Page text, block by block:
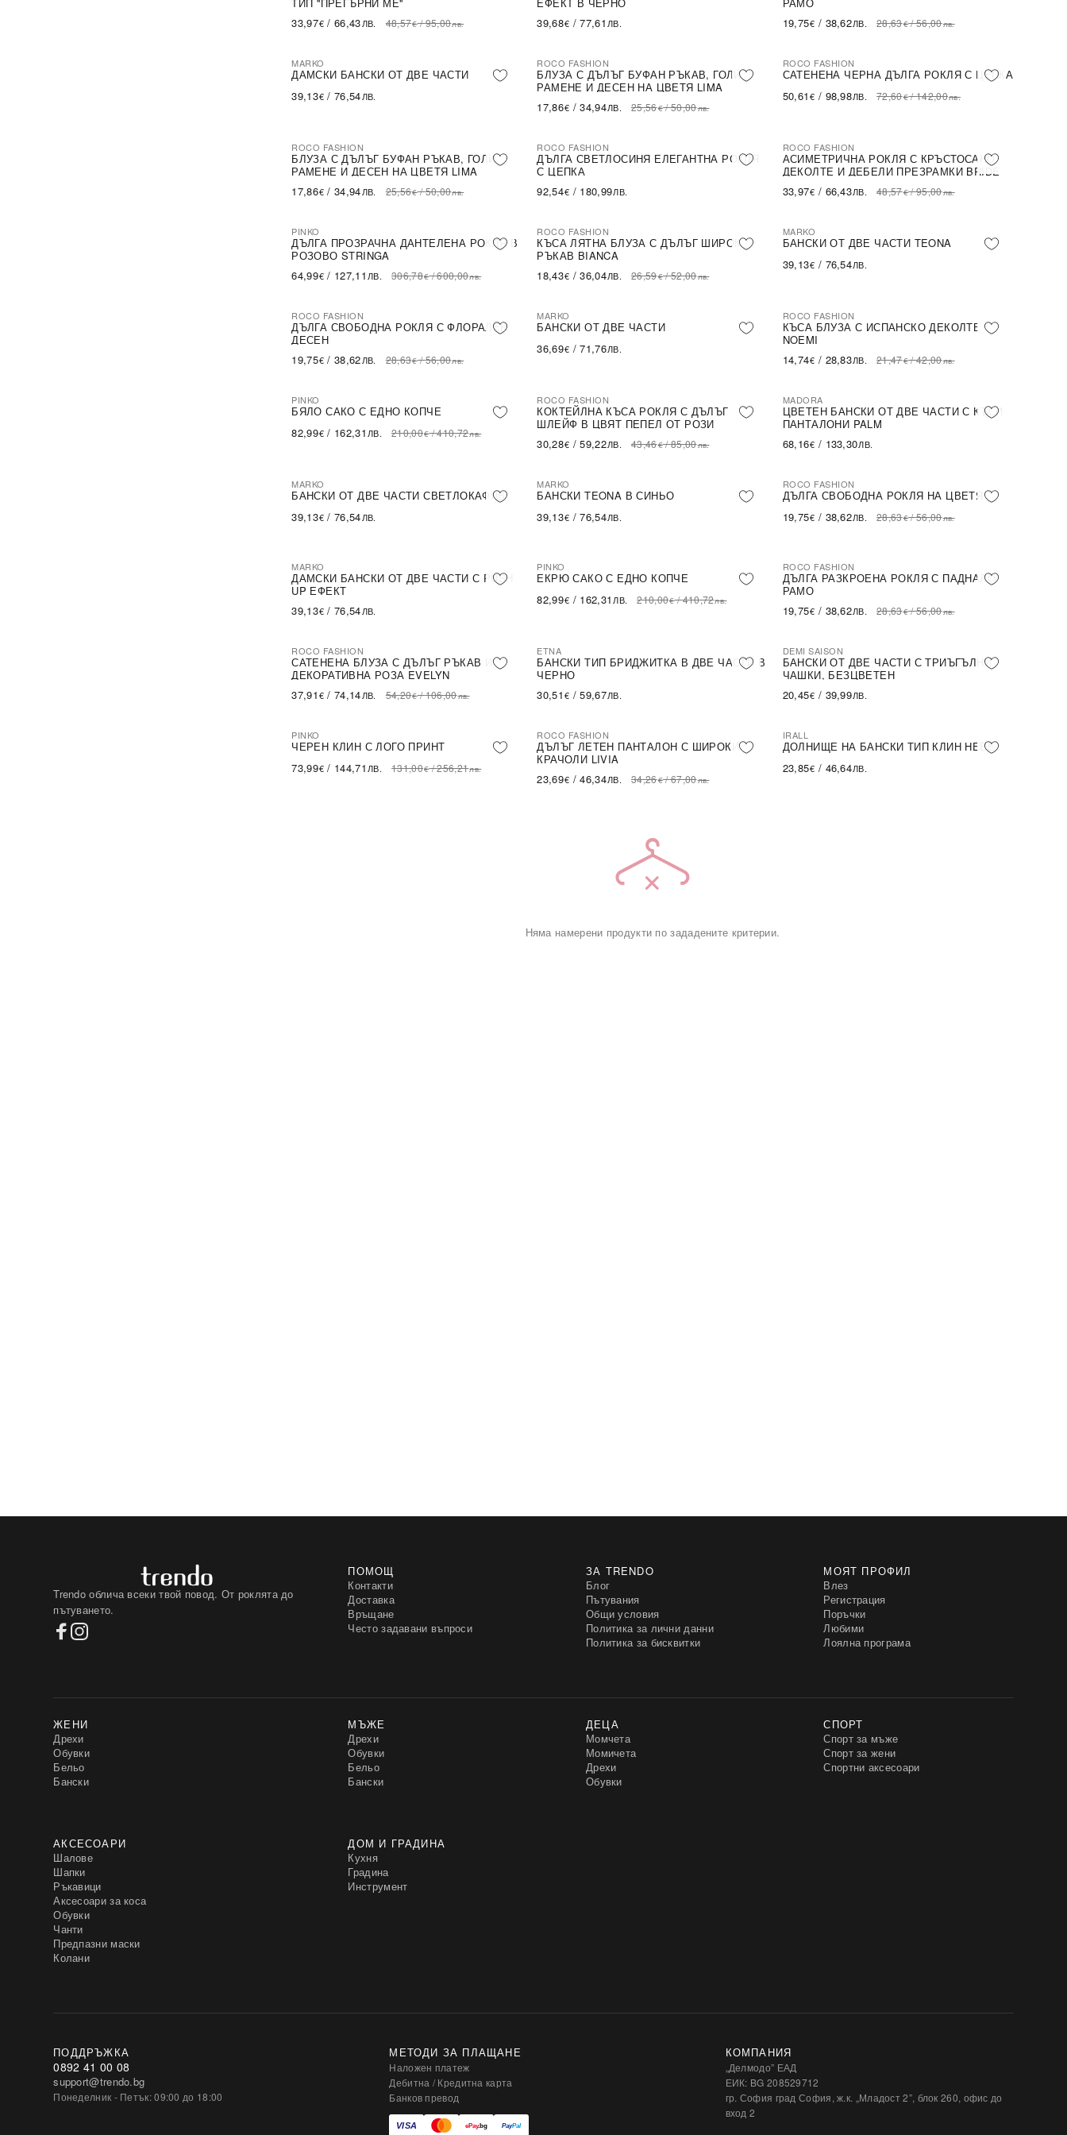
33,97€ /66,43ЛВ. 48,57€/95,00лв.
39,68€ /77,61 ЛВ.
19,75€ / 38,62ЛВ. 28,63€/56,00лв.
MARKO
ДАМСКИ БАНСКИ ОТ ДВЕ ЧАСТИ
39,13€ /76,54ЛВ.
-30%
ROCO FASHION
БЛУЗА С ДЪЛЪГ БУФАН РЪКАВ, ГОЛИ
РАМЕНЕ И ДЕСЕН НА ЦВЕТЯ LIMA
17,86€ /34,94ЛВ. 25,56€/50,00лв.
-30%
ROCO FASHION
САТЕНЕНА ЧЕРНА ДЪЛГА РОКЛЯ С ЦЕПКА
50,61 € / 98,98ЛВ. 72,60€/142,00лв.
-30%
ROCO FASHION
БЛУЗА С ДЪЛЪГ БУФАН РЪКАВ, ГОЛИ
РАМЕНЕ И ДЕСЕН НА ЦВЕТЯ LIMA
17,86€ /34,94ЛВ. 25,56€/50,00лв.
ROCO FASHION
ДЪЛГА СВЕТЛОСИНЯ ЕЛЕГАНТНА РОКЛЯ
С ЦЕПКА
92,54€ / 180,99ЛВ.
-30%
ROCO FASHION
АСИМЕТРИЧНА РОКЛЯ С КРЪСТОСАНО
ДЕКОЛТЕ И ДЕБЕЛИ ПРЕЗРАМКИ BRIDE
33,97€ / 66,43ЛВ. 48,57€/95,00лв.
-79% SALE
PINKO
ДЪЛГА ПРОЗРАЧНА ДАНТЕЛЕНА РОКЛЯ В
РОЗОВО STRINGA
64,99€ / 127,11 ЛВ. 306,78€/600,00лв.
-31%
ROCO FASHION
КЪСА ЛЯТНА БЛУЗА С ДЪЛЪГ ШИРОК
РЪКАВ BIANCA
18,43€ /36,04ЛВ. 26,59€/52,00лв.
MARKO
БАНСКИ ОТ ДВЕ ЧАСТИ TEONA
39,13€ / 76,54ЛВ.
-31%
ROCO FASHION
ДЪЛГА СВОБОДНА РОКЛЯ С ФЛОРАЛЕН
ДЕСЕН
19,75€ /38,62ЛВ. 28,63€/56,00лв.
MARKO
БАНСКИ ОТ ДВЕ ЧАСТИ
36,69€ /71,76ЛВ.
-31%
ROCO FASHION
КЪСА БЛУЗА С ИСПАНСКО ДЕКОЛТЕ
NOEMI
14,74€ / 28,83ЛВ. 21,47€/42,00лв.
-60% SALE
PINKO
БЯЛО САКО С ЕДНО КОПЧЕ
82,99€ / 162,31 ЛВ. 210,00€/410,72лв.
-30%
ROCO FASHION
КОКТЕЙЛНА КЪСА РОКЛЯ С ДЪЛЪГ
ШЛЕЙФ В ЦВЯТ ПЕПЕЛ ОТ РОЗИ
30,28€ /59,22ЛВ. 43,46€/85,00лв.
MADORA
ЦВЕТЕН БАНСКИ ОТ ДВЕ ЧАСТИ С КЪСИ
ПАНТАЛОНИ PALM
68,16€ / 133,30ЛВ.
MARKO
БАНСКИ ОТ ДВЕ ЧАСТИ СВЕТЛОКАФЯВ
39,13€ /76,54ЛВ.
MARKO
БАНСКИ TEONA В СИНЬО
39,13€ /76,54ЛВ.
-31%
ROCO FASHION
ДЪЛГА СВОБОДНА РОКЛЯ НА ЦВЕТЯ
19,75€ / 38,62ЛВ. 28,63€/56,00лв.
MARKO
ДАМСКИ БАНСКИ ОТ ДВЕ ЧАСТИ С PUSH
UP ЕФЕКТ
39,13€ /76,54ЛВ.
-60% SALE
PINKO
ЕКРЮ САКО С ЕДНО КОПЧЕ
82,99€ / 162,31 ЛВ. 210,00€/410,72лв.
-31%
ROCO FASHION
ДЪЛГА РАЗКРОЕНА РОКЛЯ С ПАДНАЛО
РАМО
19,75€ / 38,62ЛВ. 28,63€/56,00лв.
-30%
ROCO FASHION
САТЕНЕНА БЛУЗА С ДЪЛЪГ РЪКАВ И
ДЕКОРАТИВНА РОЗА EVELYN
37,91€ /74,14ЛВ. 54,20€/106,00лв.
ETNA
БАНСКИ ТИП БРИДЖИТКА В ДВЕ ЧАСТИ В
ЧЕРНО
30,51€ /59,67ЛВ.
DEMI SAISON
БАНСКИ ОТ ДВЕ ЧАСТИ С ТРИЪГЪЛНИ
ЧАШКИ, БЕЗЦВЕТЕН
20,45€ / 39,99ЛВ.
-44% SALE
PINKO
ЧЕРЕН КЛИН С ЛОГО ПРИНТ
73,99€ / 144,71 ЛВ. 131,00€/256,21лв.
-31%
ROCO FASHION
ДЪЛЪГ ЛЕТЕН ПАНТАЛОН С ШИРОКИ
КРАЧОЛИ LIVIA
23,69€ /46,34ЛВ. 34,26€/67,00лв.
IRALL
ДОЛНИЩЕ НА БАНСКИ ТИП КЛИН HEBE
23,85€ / 46,64ЛВ.
Няма намерени продукти по зададените критерии.
Trendo облича всеки твой повод. От роклята до
пътуването.
ПОМОЩ
Контакти
Доставка
Връщане
Често задавани въпроси
ЗА TRENDO
Блог
Пътувания
Общи условия
Политика за лични данни
Политика за бисквитки
МОЯТ ПРОФИЛ
Влез
Регистрация
Поръчки
Любими
Лоялна програма
ЖЕНИ
Дрехи
Обувки
Бельо
Бански
МЪЖЕ
Дрехи
Обувки
Бельо
Бански
ДЕЦА
Момчета
Момичета
Дрехи
Обувки
СПОРТ
Спорт за мъже
Спорт за жени
Спортни аксесоари
АКСЕСОАРИ
Шалове
Шапки
Ръкавици
Аксесоари за коса
Обувки
Чанти
Предпазни маски
Колани
ДОМ И ГРАДИНА
Кухня
Градина
Инструмент
ПОДДРЪЖКА
0892 41 00 08
support@trendo.bg
Понеделник - Петък: 09:00 до 18:00
МЕТОДИ ЗА ПЛАЩАНЕ
Наложен платеж
Дебитна / Кредитна карта
Банков превод
КОМПАНИЯ
„Делмодо” ЕАД
ЕИК: BG 208529712
гр. София град София, ж.к. „Младост 2”, блок 260, офис до
вход 2